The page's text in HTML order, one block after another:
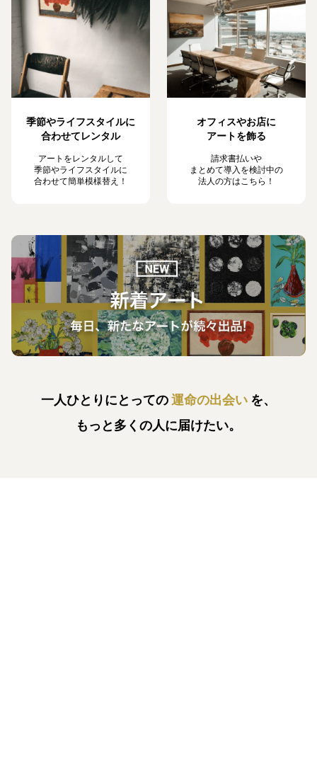
季節やライフスタイルに
合わせてレンタル
アートをレンタルして
季節やライフスタイルに
合わせて簡単模様替え！
オフィスやお店に
アートを飾る
請求書払いや
まとめて導入を検討中の
法人の方はこちら！
一人ひとりにとっての運命の出会い を、
もっと多くの人に届けたい。